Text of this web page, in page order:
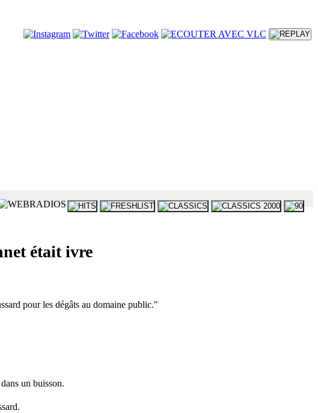
était ivre
pour les dégâts au domaine public."
un buisson.